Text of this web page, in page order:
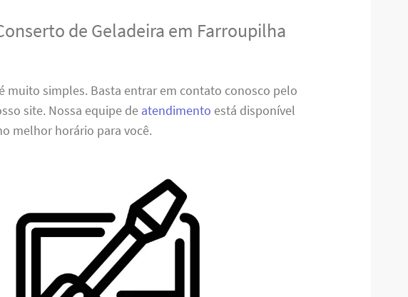
de Geladeira em Farroupilha
muito simples. Basta entrar em contato conosco pelo
site. Nossa equipe de atendimento está disponível
melhor horário para você.